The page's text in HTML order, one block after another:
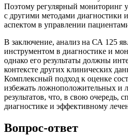
Поэтому регулярный мониторинг
с другими методами диагностики
аспектом в управлении
В заключение, анализ на СА 125
инструментом в диагностике и
однако его результаты должны
контексте других клинических
Комплексный подход к оценке
избежать ложноположительных и
результатов, что, в свою очередь,
диагностике и эффективному
Вопрос-ответ